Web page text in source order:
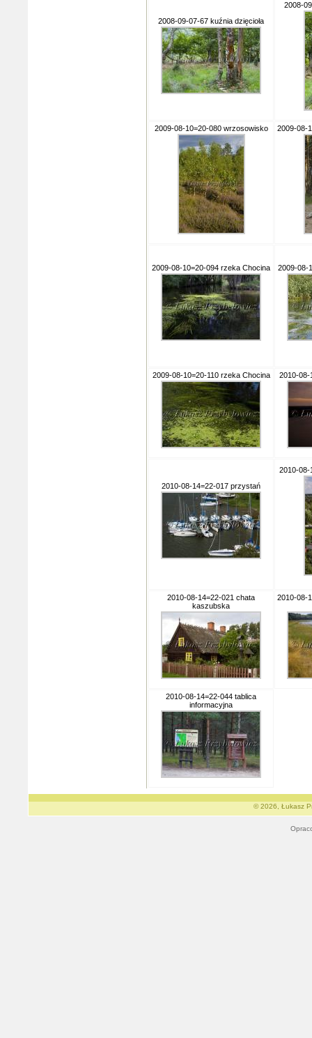
2008-09-07-67 kuźnia dzięcioła
2008-
2009-08-10=20-080 wrzosowisko 2009-08-
2009-08-10=20-094 rzeka Chocina 2009-08-
2009-08-10=20-110 rzeka Chocina 2010-08-
2010-08-14=22-017 przystań
2010-08-
2010-08-14=22-021 chata
kaszubska
2010-08-
2010-08-14=22-044 tablica
informacyjna
© 2026, Łukasz